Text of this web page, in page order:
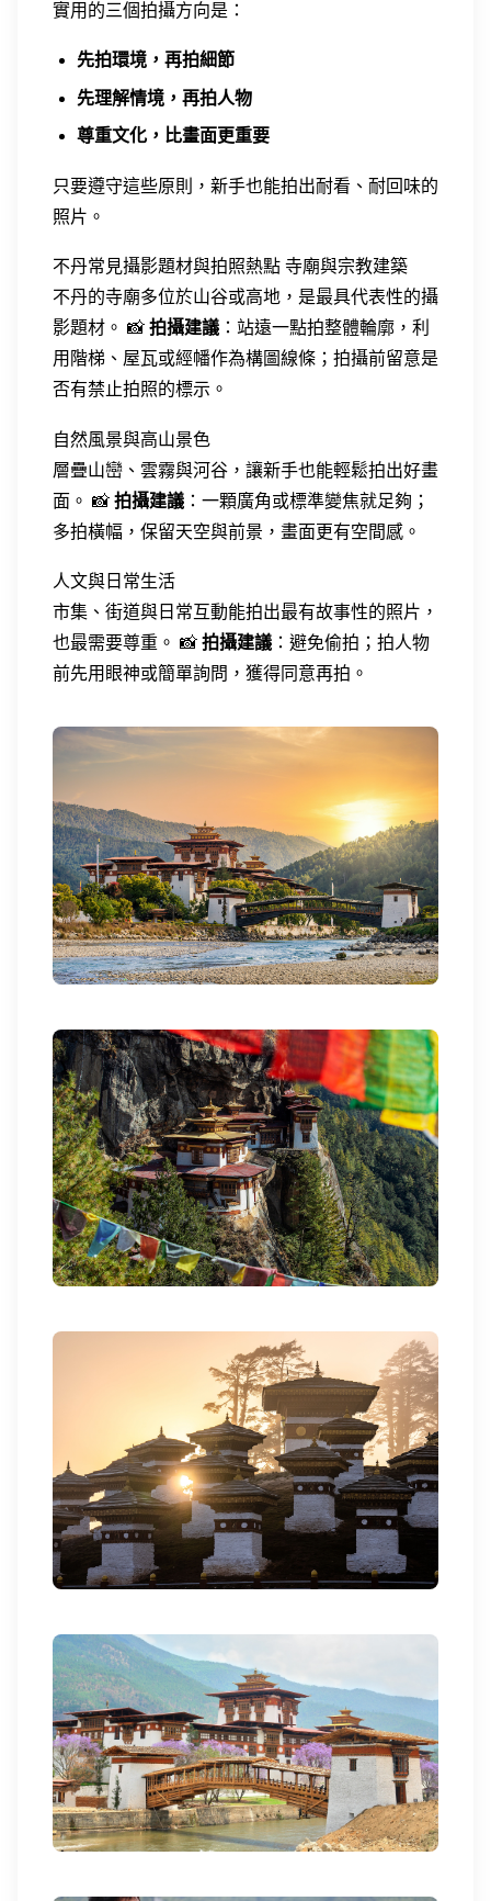
實用的三個拍攝方向是：
先拍環境，再拍細節
先理解情境，再拍人物
尊重文化，比畫面更重要
只要遵守這些原則，新手也能拍出耐看、耐回味的
照片。
不丹常見攝影題材與拍照熱點 寺廟與宗教建築
不丹的寺廟多位於山谷或高地，是最具代表性的攝
影題材。 📸 拍攝建議 ：站遠一點拍整體輪廓，利
用階梯、屋瓦或經幡作為構圖線條；拍攝前留意是
否有禁止拍照的標示。
自然風景與高山景色
層疊山巒、雲霧與河谷，讓新手也能輕鬆拍出好畫
面。 📸 拍攝建議 ：一顆廣角或標準變焦就足夠；
多拍橫幅，保留天空與前景，畫面更有空間感。
人文與日常生活
市集、街道與日常互動能拍出最有故事性的照片，
也最需要尊重。 📸 拍攝建議 ：避免偷拍；拍人物
前先用眼神或簡單詢問，獲得同意再拍。